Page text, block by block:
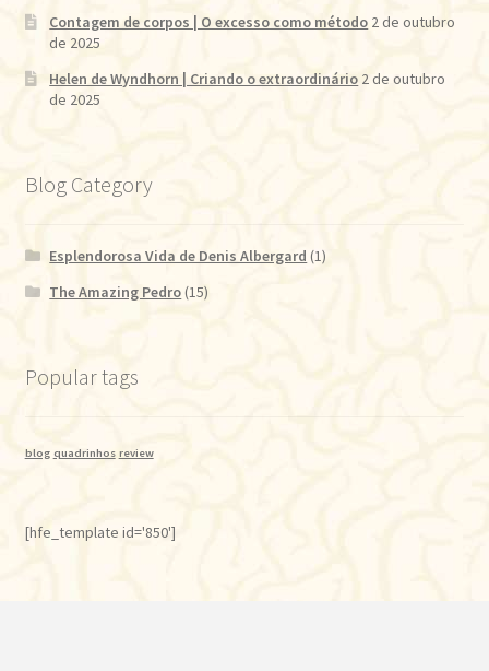
Contagem de corpos | O excesso como método 2 de outubro
de 2025
Helen de Wyndhorn | Criando o extraordinário 2 de outubro
de 2025
Blog Category
Esplendorosa Vida de Denis Albergard (1)
The Amazing Pedro (15)
Popular tags
blog quadrinhos review
[hfe_template id='850']